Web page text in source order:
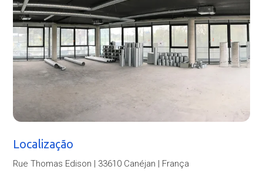
Localização
Rue Thomas Edison | 33610 Canéjan | França